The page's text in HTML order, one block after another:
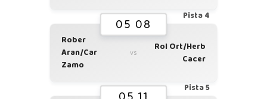
Pista 4
05 08
Rober
Aran/Car
Zamo
vs
Rol Ort/Herb
Cacer
Pista 5